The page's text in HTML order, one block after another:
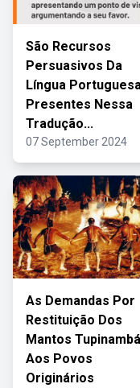
São Recursos
Persuasivos Da
Língua
Presentes Nessa
Tradução...
07 September 2024
As Demandas Por
Restituição Dos
Mantos
Aos Povos
Originários